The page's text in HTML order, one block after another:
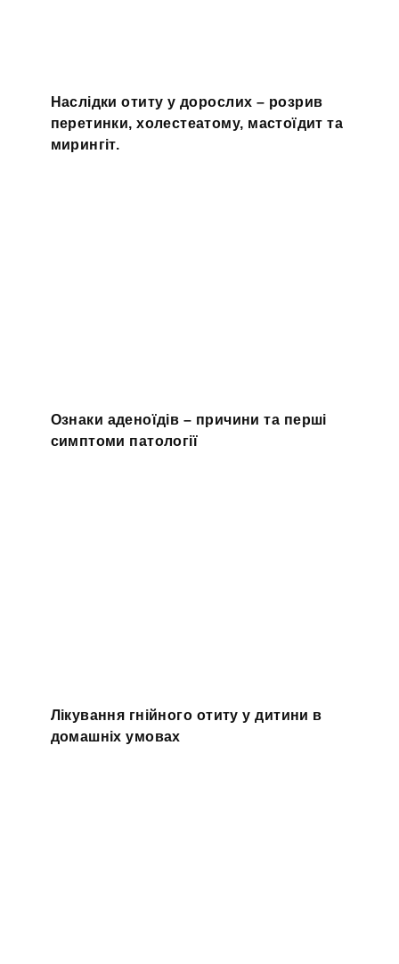
Наслідки отиту у дорослих – розрив
перетинки, холестеатому, мастоїдит та
мирингіт.
Ознаки аденоїдів – причини та перші
симптоми патології
Лікування гнійного отиту у дитини в
домашніх умовах